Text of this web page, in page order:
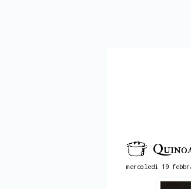
mercoledì 19